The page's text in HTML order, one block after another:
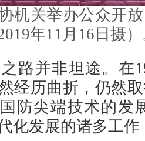
机关举办公众开
年11月16日摄
路并非坦途。在
经历曲折，仍然
防尖端技术的发
化发展的诸多工